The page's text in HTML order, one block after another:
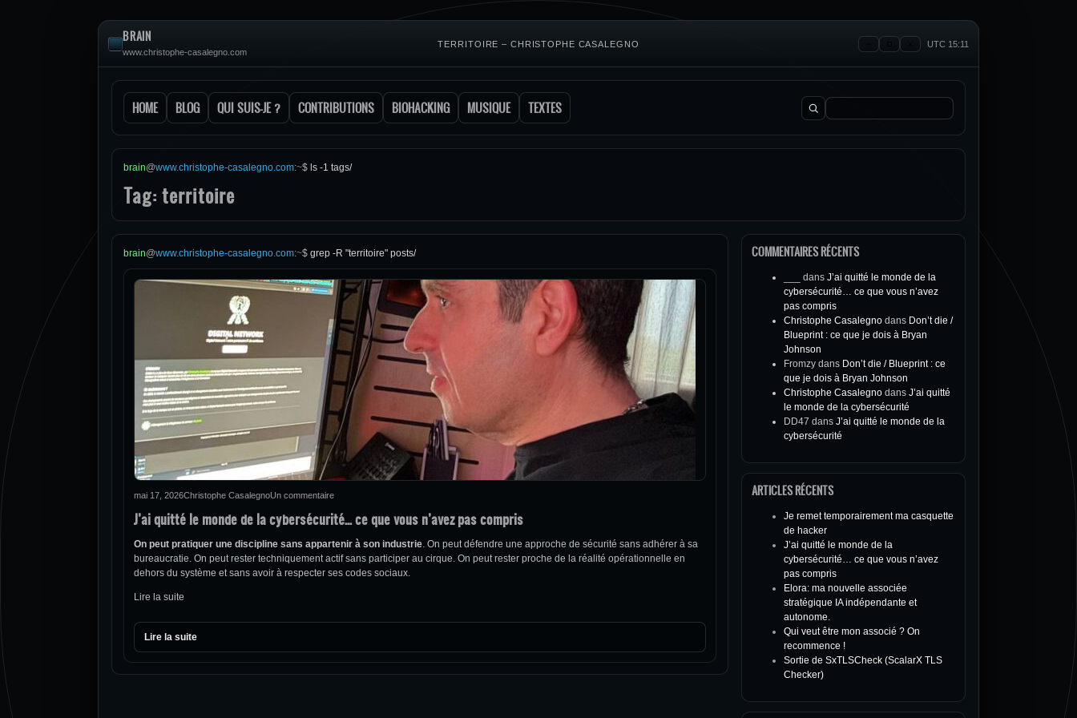
BRAIN
www.christophe-casalegno.com
TERRITOIRE – CHRISTOPHE CASALEGNO UTC 15:11
HOME BLOG QUI SUIS-JE ? CONTRIBUTIONS BIOHACKING MUSIQUE TEXTES Rechercher :
brain@www.christophe-casalegno.com:~$ ls -1 tags/
Tag: territoire
brain@www.christophe-casalegno.com:~$ grep -R "territoire" posts/
mai 17, 2026Christophe CasalegnoUn commentaire
J’ai quitté le monde de la cybersécurité… ce que vous n’avez pas compris
On peut pratiquer une discipline sans appartenir à son industrie. On peut défendre une approche de sécurité sans adhérer à sa
bureaucratie. On peut rester techniquement actif sans participer au cirque. On peut rester proche de la réalité opérationnelle en
dehors du système et sans avoir à respecter ses codes sociaux.
Lire la suite
Lire la suite
COMMENTAIRES RÉCENTS
dans J’ai quitté le monde de la
cybersécurité… ce que vous n’avez
pas compris
Christophe Casalegno dans Don’t die /
Blueprint : ce que je dois à Bryan
Johnson
Fromzy dans Don’t die / Blueprint : ce
que je dois à Bryan Johnson
Christophe Casalegno dans J’ai quitté
le monde de la cybersécurité
DD47 dans J’ai quitté le monde de la
cybersécurité
ARTICLES RÉCENTS
Je remet temporairement ma casquette
de hacker
J’ai quitté le monde de la
cybersécurité… ce que vous n’avez
pas compris
Elora: ma nouvelle associée
stratégique IA indépendante et
autonome.
Qui veut être mon associé ? On
recommence !
Sortie de SxTLSCheck (ScalarX TLS
Checker)